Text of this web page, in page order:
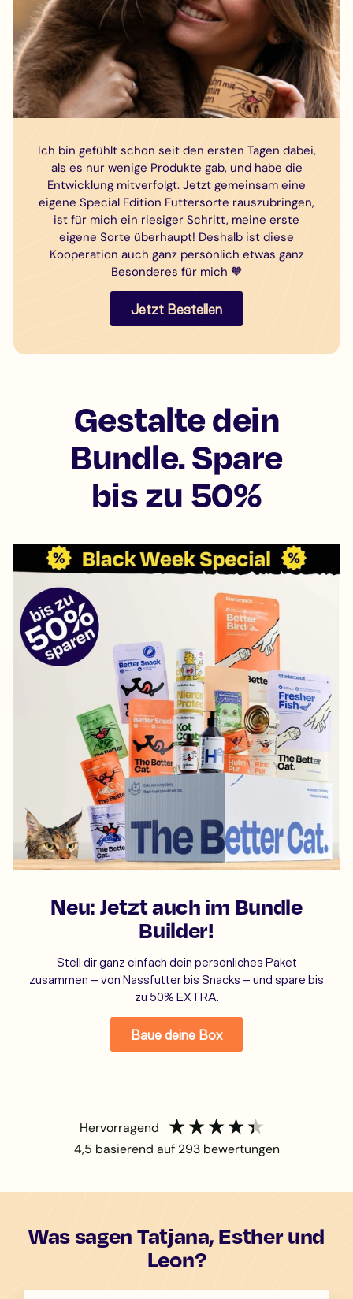
Ich bin gefühlt schon seit den ersten Tagen dabei,
als es nur wenige Produkte gab, und habe die
Entwicklung mitverfolgt. Jetzt gemeinsam eine
eigene Special Edition Futtersorte rauszubringen,
ist für mich ein riesiger Schritt, meine erste
eigene Sorte überhaupt! Deshalb ist diese
Kooperation auch ganz persönlich etwas ganz
Besonderes für mich 🧡
Jetzt Bestellen
Gestalte dein
Bundle. Spare
bis zu 50%
Neu: Jetzt auch im Bundle
Builder!
Stell dir ganz einfach dein persönliches Paket
zusammen – von Nassfutter bis Snacks – und spare bis
zu 50% EXTRA.
Baue deine Box
hervorragend
4,5 basierend auf 293bewertungen
Was sagen Tatjana, Esther und
Leon?